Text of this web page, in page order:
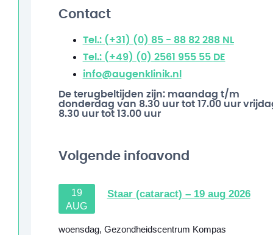
Contact
Tel.: (+31) (0) 85 - 88 82 288 NL
Tel.: (+49) (0) 2561 955 55 DE
info@augenklinik.nl
De terugbeltijden zijn: maandag t/m
donderdag van 8.30 uur tot 17.00 uur
8.30 uur tot 13.00 uur
Volgende infoavond
19
AUG
Staar (cataract) – 19 aug 2026
woensdag, Gezondheidscentrum Kompas